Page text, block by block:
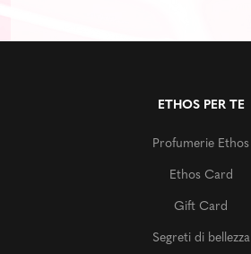
ETHOS PER TE
Profumerie Ethos
Ethos Card
Gift Card
Segreti di bellezza